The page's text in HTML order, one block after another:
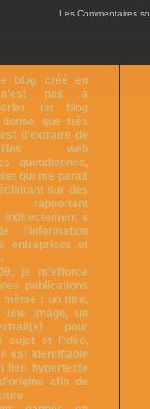
Les Commentaires
blog créé en
pas à
un blog
que très
d’extraire de
web
quotidiennes,
qui me parait
sur des
indirectement à
l’information
entreprises et
je m’efforce
publications
; un titre,
une image, un
pour
sujet et l’idée,
il est identifiable
lien hypertexte
afin de